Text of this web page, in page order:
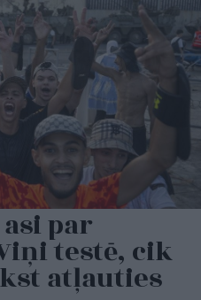
par
testē, cik
atļauties